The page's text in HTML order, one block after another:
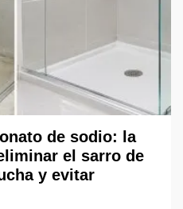
de sodio: la
el sarro de
y evitar